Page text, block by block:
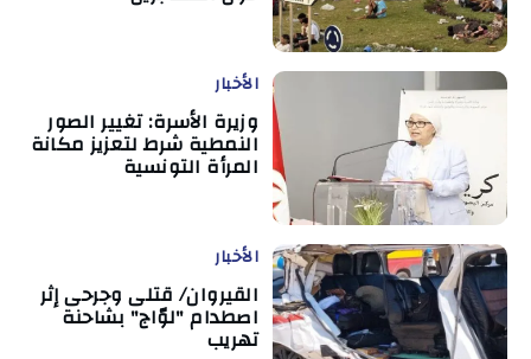
الأخبار
وزيرة الأسرة: تغيير الصور
النمطية شرط لتعزيز مكانة
المرأة التونسية
الأخبار
القيروان/ قتلى وجرحى إثر
اصطدام "لوّاج" بشاحنة
تهريب